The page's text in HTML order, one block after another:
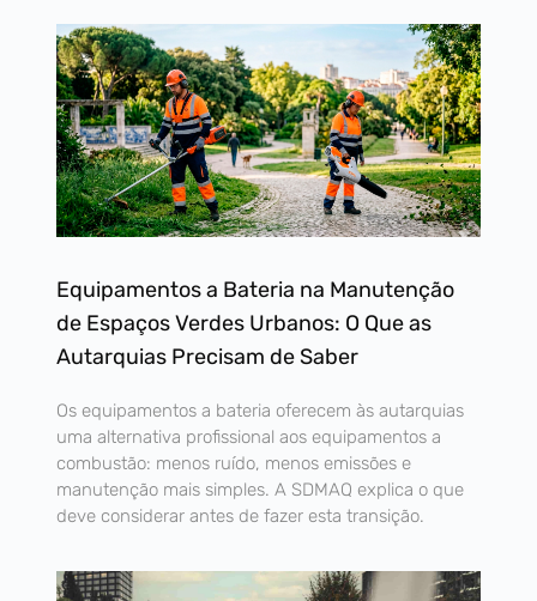
Equipamentos a Bateria na Manutenção
de Espaços Verdes Urbanos: O Que as
Autarquias Precisam de Saber
Os equipamentos a bateria oferecem às autarquias
uma alternativa profissional aos equipamentos a
combustão: menos ruído, menos emissões e
manutenção mais simples. A SDMAQ explica o que
deve considerar antes de fazer esta transição.